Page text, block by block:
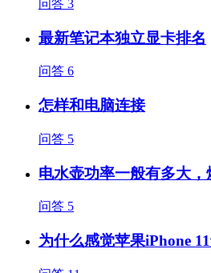
问答 3
最新笔记本独立显卡排名
问答 6
怎样和电脑连接
问答 5
电水壶功率一般有多大，
问答 5
为什么感觉苹果iPhone